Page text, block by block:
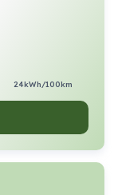
24kWh/100km